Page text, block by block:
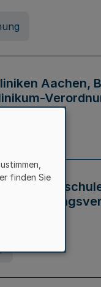
Aachen,
der
finden Sie